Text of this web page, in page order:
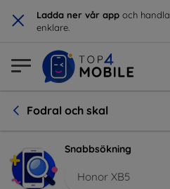
× Ladda ner vår app och handla
enklare.
Fodral och skal
Snabbsökning
Honor XB5